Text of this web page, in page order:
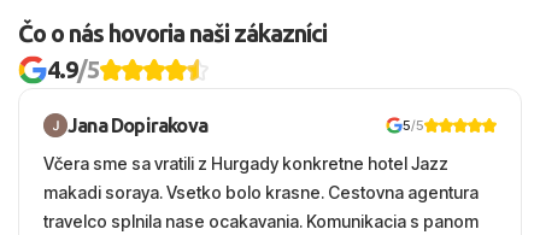
Čo o nás hovoria naši zákazníci
4.9/5
Jana Dopirakova 5/5
Včera sme sa vratili z Hurgady konkretne hotel Jazz
makadi soraya. Vsetko bolo krasne. Cestovna agentura
travelco splnila nase ocakavania. Komunikacia s panom